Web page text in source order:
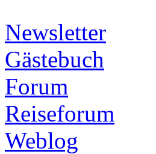
Newsletter
Gästebuch
Forum
Reiseforum
Weblog